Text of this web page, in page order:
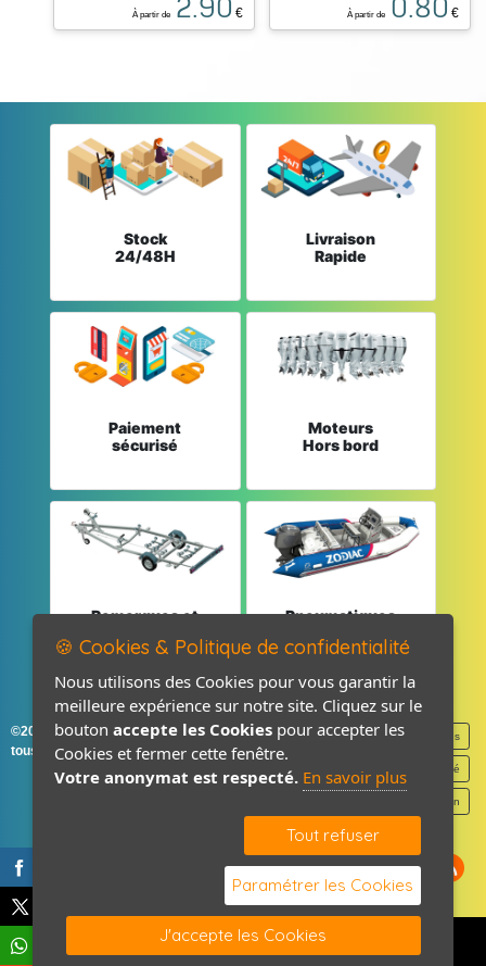
À partir de 2.90 € À partir de 0.80 €
Stock
24/48H
Livraison
Rapide
Paiement
sécurisé
Moteurs
Hors bord
Remorques et
Pneumatiques
©2026-2027 France Accastillage
tous droits réservés
Mentions légales
Politique de confidentialité
Contact / Plan
🍪 Cookies & Politique de confidentialité
Nous utilisons des Cookies pour vous garantir la
meilleure expérience sur notre site. Cliquez sur le
bouton accepte les Cookies pour accepter les
Cookies et fermer cette fenêtre.
Votre anonymat est respecté. En savoir plus
Tout refuser
Paramétrer les Cookies
J'accepte les Cookies